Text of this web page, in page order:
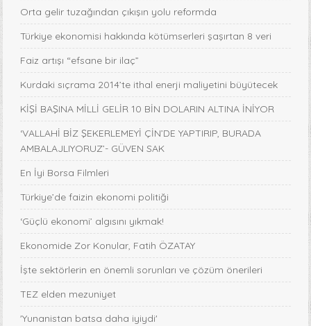
Orta gelir tuzağından çıkışın yolu reformda
Türkiye ekonomisi hakkında kötümserleri şaşırtan 8 veri
Faiz artışı “efsane bir ilaç”
Kurdaki sıçrama 2014’te ithal enerji maliyetini büyütecek
KİŞİ BAŞINA MİLLİ GELİR 10 BİN DOLARIN ALTINA İNİYOR
‘VALLAHİ BİZ ŞEKERLEMEYİ ÇİN’DE YAPTIRIP, BURADA
AMBALAJLIYORUZ’- GÜVEN SAK
En İyi Borsa Filmleri
Türkiye’de faizin ekonomi politiği
‘Güçlü ekonomi’ algısını yıkmak!
Ekonomide Zor Konular, Fatih ÖZATAY
İşte sektörlerin en önemli sorunları ve çözüm önerileri
TEZ elden mezuniyet
'Yunanistan batsa daha iyiydi'